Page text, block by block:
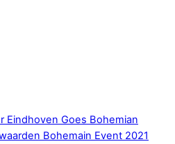
Eindhoven Goes Bohemian
Bohemain Event 2021